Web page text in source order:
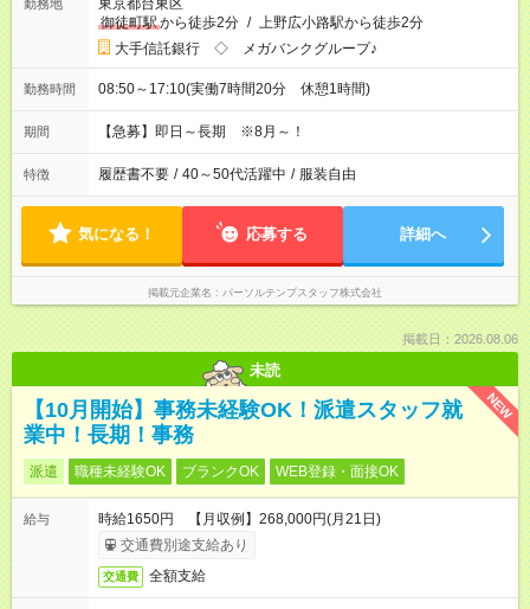
勤務地
東京都台東区
御徒町駅から徒歩2分 / 上野広小路駅から徒歩2分
大手信託銀行 ◇ メガバンクグループ♪
勤務時間 08:50～17:10(実働7時間20分 休憩1時間)
期間 【急募】即日～長期 ※8月～！
特徴 履歴書不要 / 40～50代活躍中 / 服装自由
気になる！ 応募する 詳細へ
掲載元企業名 パーソルテンプスタッフ株式会社
掲載日：2026.08.06
未読
NEW
【10月開始】事務未経験OK！派遣スタッフ就
業中！長期！事務
派遣 職種未経験OK ブランクOK WEB登録・面接OK
給与
時給1650円 【月収例】268,000円(月21日)
交通費別途支給あり
交通費 全額支給